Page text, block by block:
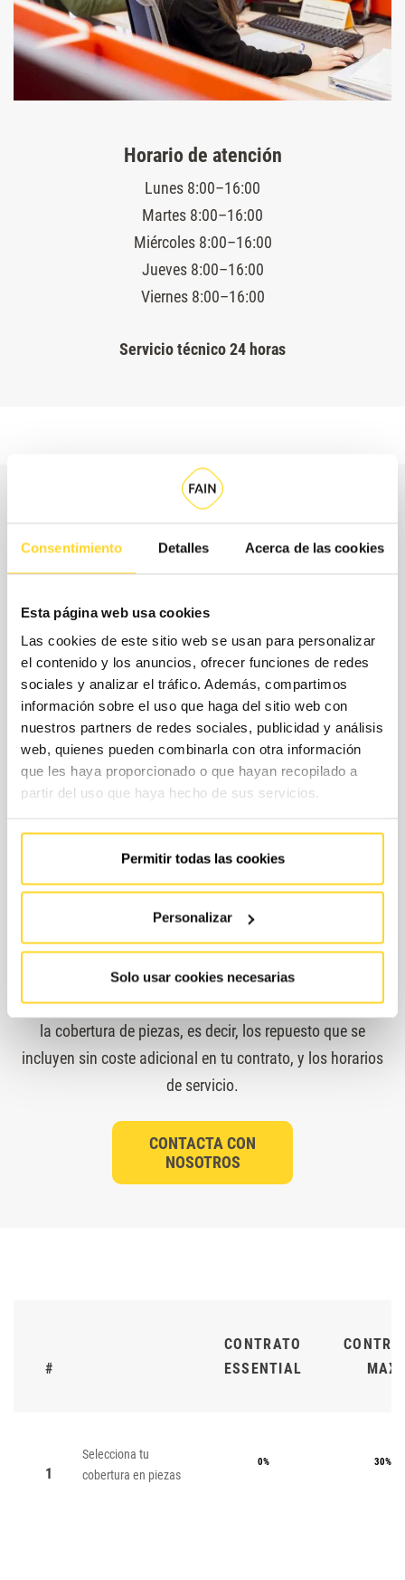
Consentimiento Detalles Acerca de las cookies
Esta página web usa cookies
Las cookies de este sitio web se usan para personalizar
el contenido y los anuncios, ofrecer funciones de redes
sociales y analizar el tráfico. Además, compartimos
información sobre el uso que haga del sitio web con
nuestros partners de redes sociales, publicidad y análisis
web, quienes pueden combinarla con otra información
que les haya proporcionado o que hayan recopilado a
partir del uso que haya hecho de sus servicios.
Permitir todas las cookies
Personalizar
Solo usar cookies necesarias
Horario de atención
Lunes 8:00–16:00
Martes 8:00–16:00
Miércoles 8:00–16:00
Jueves 8:00–16:00
Viernes 8:00–16:00
Servicio técnico 24 horas
¿Cuáles son las modalidades de
contratación?
Para ajustar el contrato a tus necesidades reales y tu
presupuesto, en FAIN te proponemos un modelo de
contratación flexible, en el que seleccionarás por separado
la cobertura de piezas, es decir, los repuesto que se
incluyen sin coste adicional en tu contrato, y los horarios
de servicio.
CONTACTA CON
NOSOTROS
#
CONTRATO
ESSENTIAL
MAX
1
Selecciona tu
cobertura en piezas
0% 30%